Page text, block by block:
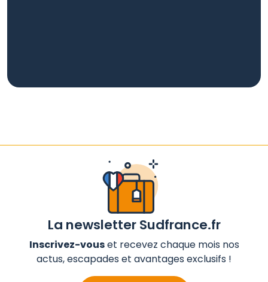
La newsletter Sudfrance.fr
Inscrivez-vouset recevez chaque mois nos
actus, escapades et avantages exclusifs !